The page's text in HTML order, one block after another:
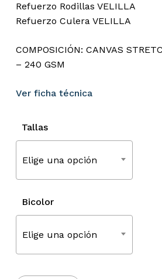
Refuerzo Rodillas VELILLA
Refuerzo Culera VELILLA
COMPOSICIÓN: CANVAS
– 240 GSM
Ver ficha técnica
Tallas
Elige una opción
Bicolor
Elige una opción